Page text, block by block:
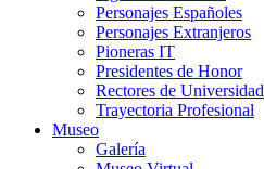
Personajes Españoles
Personajes Extranjeros
Pioneras IT
Presidentes de Honor
Rectores de Universidad
Trayectoria Profesional
Museo
Galería